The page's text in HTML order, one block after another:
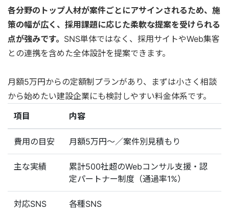
各分野のトップ人材が案件ごとにアサインされるため、施
策の幅が広く、採用課題に応じた柔軟な提案を受けられる
点が強みです。 SNS単体ではなく、採用サイトやWeb集客
との連携を含めた全体設計を提案できます。
月額5万円からの定額制プランがあり、まずは小さく相談
から始めたい建設企業にも検討しやすい料金体系です。
項目
内容
費用の目安 月額5万円〜／案件別見積もり
主な実績
累計500社超のWebコンサル支援・認
定パートナー制度（通過率1%）
対応SNS 各種SNS